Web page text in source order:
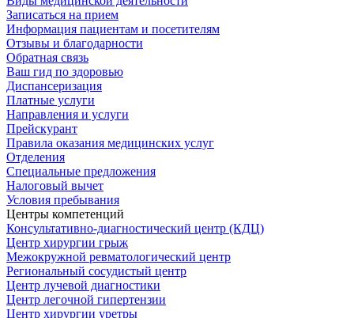
Записаться на прием
Информация пациентам и посетителям
Отзывы и благодарности
Обратная связь
Ваш гид по здоровью
Диспансеризация
Платные услуги
Направления и услуги
Прейскурант
Правила оказания медицинских услуг
Отделения
Специальные предложения
Налоговый вычет
Условия пребывания
Центры компетенций
Консультативно-диагностический центр (КДЦ)
Центр хирургии грыж
Межокружной ревматологический центр
Региональный сосудистый центр
Центр лучевой диагностики
Центр легочной гипертензии
Центр хирургии уретры